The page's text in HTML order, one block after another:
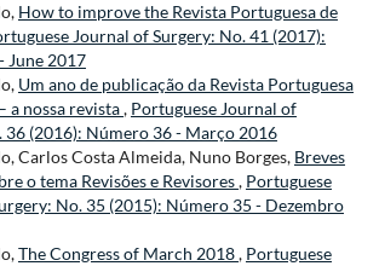
How to improve the Revista Portuguesa de
Journal of Surgery: No. 41 (2017):
June 2017
Um ano de publicação da Revista Portuguesa
a nossa revista, Portuguese Journal of
36 (2016): Número 36 - Março 2016
Carlos Costa Almeida, Nuno Borges, Breves
o tema Revisões e Revisores, Portuguese
No. 35 (2015): Número 35 - Dezembro
The Congress of March 2018, Portuguese